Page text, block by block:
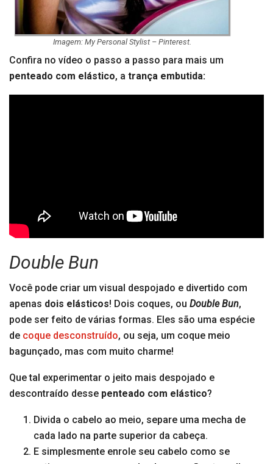
Imagem: My Personal Stylist – Pinterest.
Confira no vídeo o passo a passo para mais um
penteado com elástico, a trança embutida:
Double Bun
Você pode criar um visual despojado e divertido com
apenas dois elásticos! Dois coques, ou Double Bun,
pode ser feito de várias formas. Eles são uma espécie
de coque desconstruído, ou seja, um coque meio
bagunçado, mas com muito charme!
Que tal experimentar o jeito mais despojado e
descontraído desse penteado com elástico?
Divida o cabelo ao meio, separe uma mecha de
cada lado na parte superior da cabeça.
E simplesmente enrole seu cabelo como se